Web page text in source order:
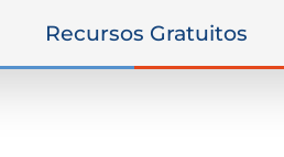
Recursos Gratuitos